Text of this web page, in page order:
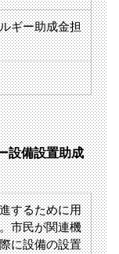
ギー助成金担
設備設置助成
するために用
市民が関連機
に設備の設置